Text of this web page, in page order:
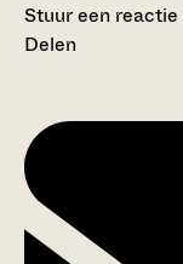
Stuur een
Delen